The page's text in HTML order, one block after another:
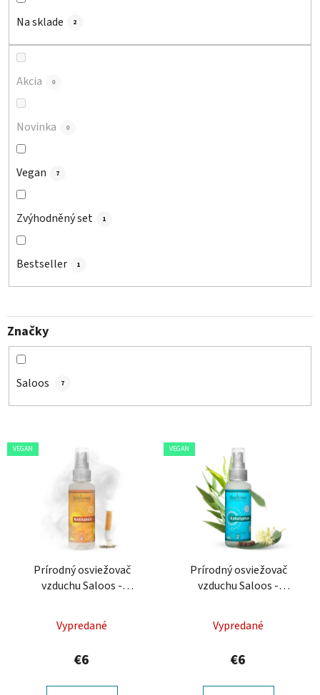
d
Na sklade 2
Akcia 0
Novinka 0
Vegan 7
Zvýhodněný set 1
Bestseller 1
Značky
Saloos 7
V
ý
VEGAN
Prírodný osviežovač
vzduchu Saloos -
Vypredané
€6
VEGAN
Prírodný osviežovač
vzduchu Saloos -
Vypredané
€6